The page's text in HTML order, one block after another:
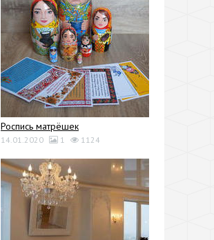
Роспись матрёшек
14.01.2020 1 1124